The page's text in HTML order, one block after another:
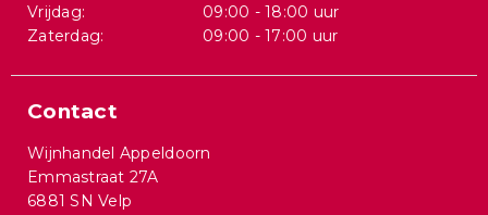
Vrijdag:
09:00 - 18:00 uur
Zaterdag:
09:00 - 17:00 uur
Contact
Wijnhandel Appeldoorn
Emmastraat 27A
6881 SN Velp